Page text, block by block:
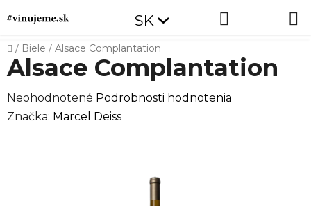
na
obsah
SK
Domov
/ Biele / Alsace Complantation
Alsace Complantation
Priemerné
hodnotenie
Neohodnotené Podrobnosti hodnotenia
Značka: Marcel Deiss